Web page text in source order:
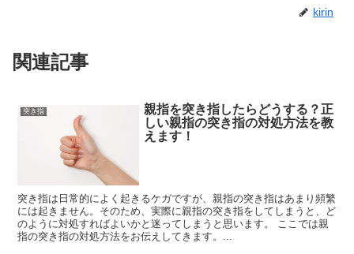
kirin
関連記事
突き指
親指を突き指したらどうする？正
しい親指の突き指の対処方法を教
えます！
突き指は日常的によく起きるケガですが、親指の突き指はあまり頻繁
には起きません。そのため、実際に親指の突き指をしてしまうと、ど
のように対処すればよいかと迷ってしまうと思います。 ここでは親
指の突き指の対処方法をお伝えしてきます。...